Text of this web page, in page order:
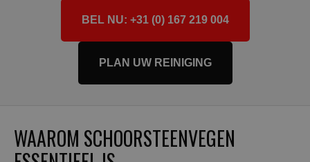
BEL NU: +31 (0) 167 219 004
PLAN UW REINIGING
WAAROM SCHOORSTEENVEGEN